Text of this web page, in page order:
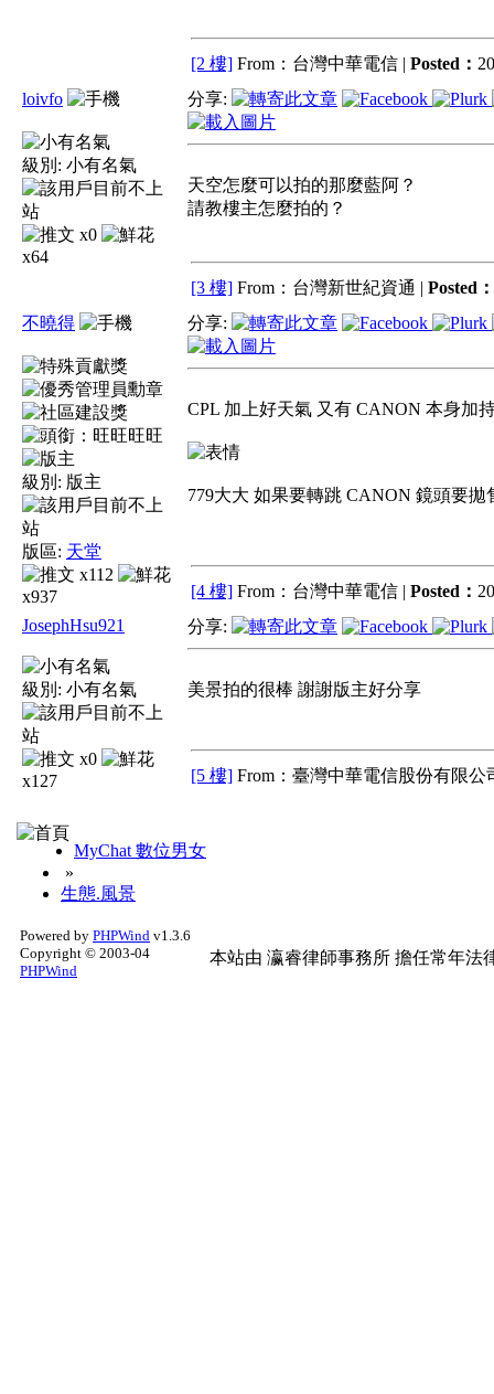
[2 樓] From：台灣中華電信 | Posted：
loivfo
級別: 小有名氣
x0
x64
分享:
天空怎麼可以拍的那麼藍阿？
請教樓主怎麼拍的？
[3 樓] From：台灣新世紀資通 | Posted：
不曉得
旺旺
級別: 版主
版區: 天堂
x112
x937
分享:
CPL 加上好天氣 又有 CANON 本身加
779大大 如果要轉跳 CANON 鏡頭要拋
[4 樓] From：台灣中華電信 | Posted：
JosephHsu921
級別: 小有名氣
x0
x127
分享:
美景拍的很棒 謝謝版主好分享
[5 樓] From：臺灣中華電信股份有限公
MyChat 數位男女
»
生態.風景
Powered by PHPWind v1.3.6
Copyright © 2003-04
PHPWind
本站由 瀛睿律師事務所 擔任常年法